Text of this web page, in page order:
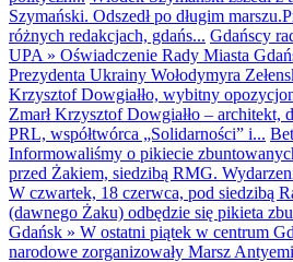
Szymański. Odszedł po długim
różnych redakcjach, gdańs... Gdańscy
UPA » Oświadczenie Rady Miasta
Prezydenta Ukrainy Wołodymyra
Krzysztof Dowgiałło, wybitny
Zmarł Krzysztof Dowgiałło – architekt,
PRL, współtwórca „Solidarności” i...
Informowaliśmy o pikiecie
przed Żakiem, siedzibą RMG.
W czwartek, 18 czerwca, pod siedzibą
(dawnego Żaku) odbędzie się pikieta
Gdańsk » W ostatni piątek w centrum
narodowe zorganizowały Marsz